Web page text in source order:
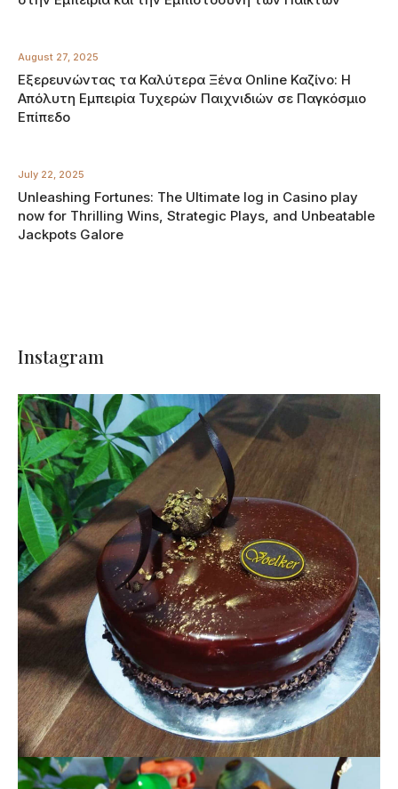
August 27, 2025
Εξερευνώντας τα Καλύτερα Ξένα Online Καζίνο: Η
Απόλυτη Εμπειρία Τυχερών Παιχνιδιών σε Παγκόσμιο
Επίπεδο
July 22, 2025
Unleashing Fortunes: The Ultimate log in Casino play
now for Thrilling Wins, Strategic Plays, and Unbeatable
Jackpots Galore
Instagram